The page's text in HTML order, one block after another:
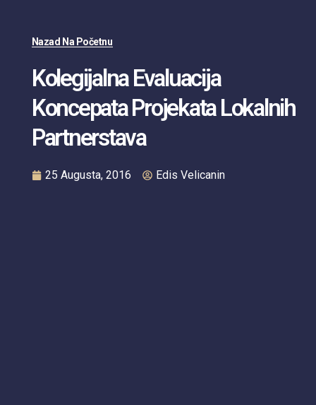
Nazad Na Početnu
Kolegijalna Evaluacija
Koncepata Projekata Lokalnih
Partnerstava
25 Augusta, 2016 Edis Velicanin